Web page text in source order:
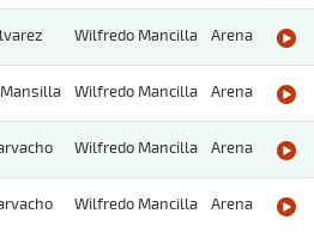
Wilfredo Mancilla Arena
Wilfredo Mancilla Arena
Wilfredo Mancilla Arena
Wilfredo Mancilla Arena